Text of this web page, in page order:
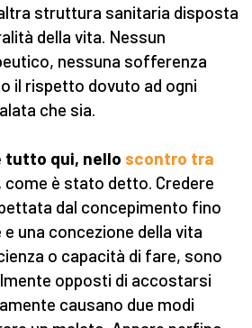
struttura sanitaria disposta
della vita. Nessun
nessuna sofferenza
il rispetto dovuto ad ogni
che sia.
tutto qui, nello scontro tra
come è stato detto. Credere
dal concepimento fino
una concezione della vita
o capacità di fare, sono
opposti di accostarsi
causano due modi